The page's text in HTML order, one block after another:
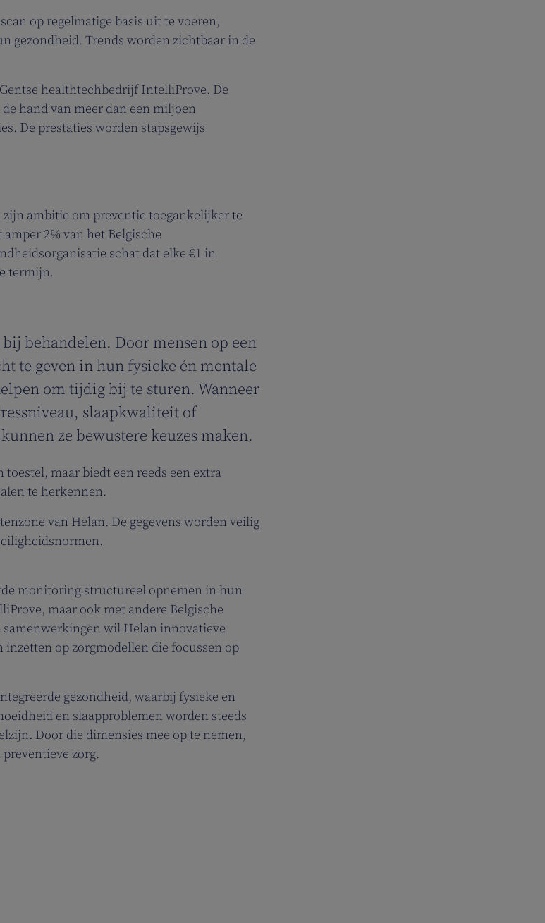
op regelmatige basis uit te voeren,
gezondheid. Trends worden zichtbaar in de
healthtechbedrijf IntelliProve. De
hand van meer dan een miljoen
De prestaties worden stapsgewijs
ambitie om preventie toegankelijker te
2% van het Belgische
schat dat elke €1 in
termijn.
behandelen. Door mensen op een
te geven in hun fysieke én mentale
om tijdig bij te sturen. Wanneer
slaapkwaliteit of
ze bewustere keuzes maken.
toestel, maar biedt een reeds een extra
te herkennen.
van Helan. De gegevens worden veilig
monitoring structureel opnemen in hun
maar ook met andere Belgische
wil Helan innovatieve
op zorgmodellen die focussen op
gezondheid, waarbij fysieke en
en slaapproblemen worden steeds
Door die dimensies mee op te nemen,
zorg.